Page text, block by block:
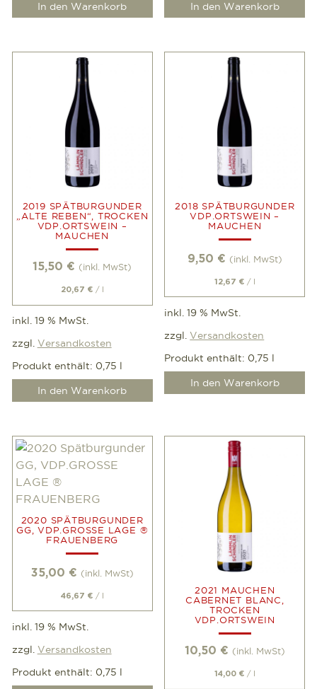
In den Warenkorb In den Warenkorb
2019 SPÄTBURGUNDER
„ALTE REBEN“, TROCKEN
VDP.ORTSWEIN –
MAUCHEN
15,50 € (inkl. MwSt)
20,67 € /
inkl. 19 % MwSt.
zzgl. Versandkosten
Produkt enthält: 0,75 l
In den Warenkorb
2018 SPÄTBURGUNDER
VDP.ORTSWEIN –
MAUCHEN
9,50 € (inkl. MwSt)
12,67 € /
inkl. 19 % MwSt.
zzgl.Versandkosten
Produkt enthält: 0,75 l
In den Warenkorb
2020 SPÄTBURGUNDER
GG, VDP.GROSSE LAGE ®
FRAUENBERG
35,00 € (inkl. MwSt)
46,67 € / l
inkl. 19 % MwSt.
zzgl. Versandkosten
Produkt enthält: 0,75 l
2021 MAUCHEN
CABERNET BLANC,
TROCKEN
VDP.ORTSWEIN
10,50 € (inkl. MwSt)
14,00 € /